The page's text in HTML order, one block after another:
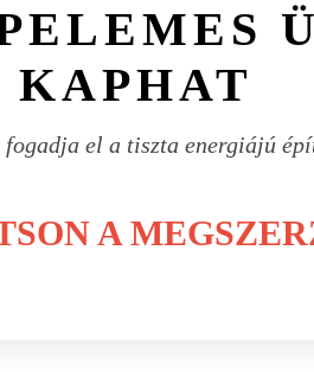
KAPHAT
fogadja el a tiszta energiájú
A